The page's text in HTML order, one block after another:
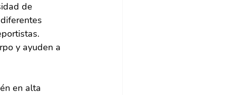
de
y ayuden a
en alta